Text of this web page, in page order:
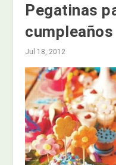
Pegatinas
cumpleaños
Jul 18, 2012